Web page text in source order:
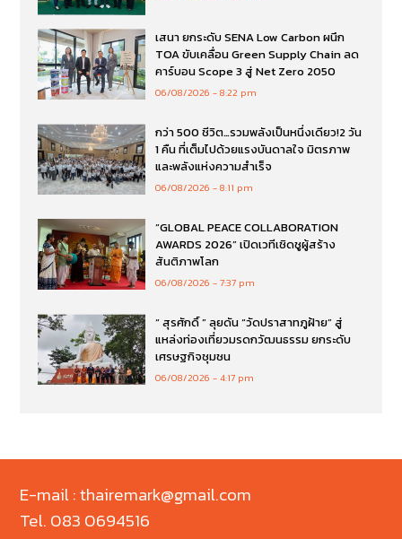
เสนา ยกระดับ SENA Low Carbon ผนึก
TOA ขับเคลื่อน Green Supply Chain ลด
คาร์บอน Scope 3 สู่ Net Zero 2050
06/08/2026 8:22 pm
กว่า 500 ชีวิต…รวมพลังเป็นหนึ่งเดียว!2 วัน
1 คืน ที่เต็มไปด้วยแรงบันดาลใจ มิตรภาพ
และพลังแห่งความสำเร็จ
06/08/2026 8:11 pm
“GLOBAL PEACE COLLABORATION
AWARDS 2026” เปิดเวทีเชิดชูผู้สร้าง
สันติภาพโลก
06/08/2026 7:37 pm
“ สุรศักดิ์ ” ลุยดัน “วัดปราสาทภูฝ้าย” สู่
แหล่งท่องเที่ยวมรดกวัฒนธรรม ยกระดับ
เศรษฐกิจชุมชน
06/08/2026 4:17 pm
E-mail : thairemark@gmail.com
Tel. 083 0694516